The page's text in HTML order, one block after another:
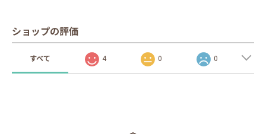
ショップの評価
すべて 4 0 0